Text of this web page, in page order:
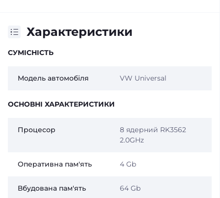
Характеристики
СУМІСНІСТЬ
Модель автомобіля VW Universal
ОСНОВНІ ХАРАКТЕРИСТИКИ
Процесор
8 ядерний RK3562
2.0GHz
Оперативна пам'ять 4 Gb
Вбудована пам'ять 64 Gb